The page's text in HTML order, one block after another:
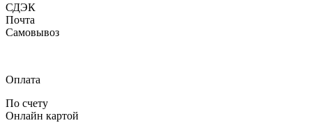
СДЭК
Почта
Самовывоз
Оплата
По счету
Онлайн картой